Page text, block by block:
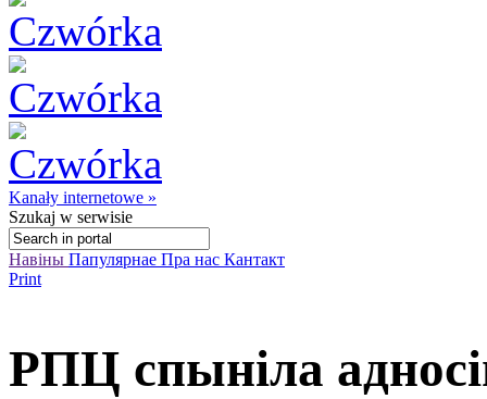
Kanały internetowe »
Szukaj w serwisie
Навіны Папулярнае Пра нас Кантакт
Print
РПЦ спыніла